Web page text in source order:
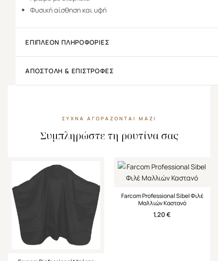
Φυσική αίσθηση και υφή
ΕΠΙΠΛΈΟΝ ΠΛΗΡΟΦΟΡΊΕΣ
ΑΠΟΣΤΟΛΉ & ΕΠΙΣΤΡΟΦΈΣ
ΣΥΧΝΆ ΑΓΟΡΆΖΟΝΤΑΙ ΜΑΖΊ
Συμπληρώστε τη ρουτίνα σας
Farcom Professional Sibel Φιλέ
Μαλλιών Καστανό
1,20€